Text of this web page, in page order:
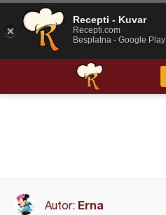
Autor: Erna
Recepti - Kuvar
Recepti.com
Besplatna - Google Play